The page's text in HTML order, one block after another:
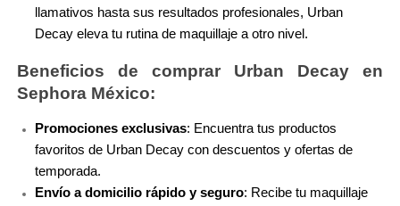
OLLIE
ONE SIZE
OUAI HAIRCARE
llamativos hasta sus resultados profesionales, Urban
Decay eleva tu rutina de maquillaje a otro nivel.
Beneficios de comprar Urban Decay en
Sephora México:
Promociones exclusivas: Encuentra tus productos
favoritos de Urban Decay con descuentos y ofertas de
temporada.
Envío a domicilio rápido y seguro: Recibe tu maquillaje